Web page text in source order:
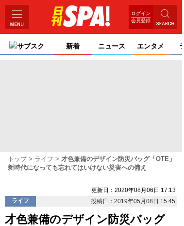
ログイン
会員登録
サブスク 新着 ニュース エンタメ
トップ ライフ
才色兼備のデザイン防災バッグ「OTE」
新時代になっても忘れてはいけない災害への備え
更新日：2020年08月06日 17:13
ライフ
投稿日：2019年05月08日 15:45
才色兼備のデザイン防災バッグ